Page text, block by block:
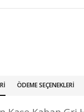
ÖDEME SEÇENEKLERI